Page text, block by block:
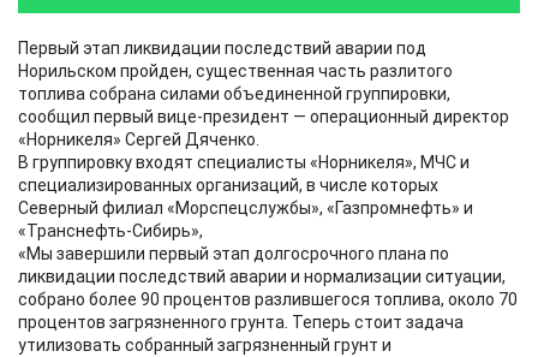
Первый этап ликвидации последствий аварии под
Норильском пройден, существенная часть разлитого
топлива собрана силами объединенной группировки,
сообщил первый вице-президент — операционный директор
«Норникеля» Сергей Дяченко.
В группировку входят специалисты «Норникеля», МЧС и
специализированных организаций, в числе которых
Северный филиал «Морспецслужбы», «Газпромнефть» и
«Транснефть-Сибирь»,
«Мы завершили первый этап долгосрочного плана по
ликвидации последствий аварии и нормализации ситуации,
собрано более 90 процентов разлившегося топлива, около 70
процентов загрязненного грунта. Теперь стоит задача
утилизовать собранный загрязненный грунт и